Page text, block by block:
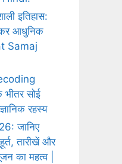
इतिहास:
आधुनिक
Samaj
सोई
रहस्य
जानिए
तारीखें और
का महत्व |